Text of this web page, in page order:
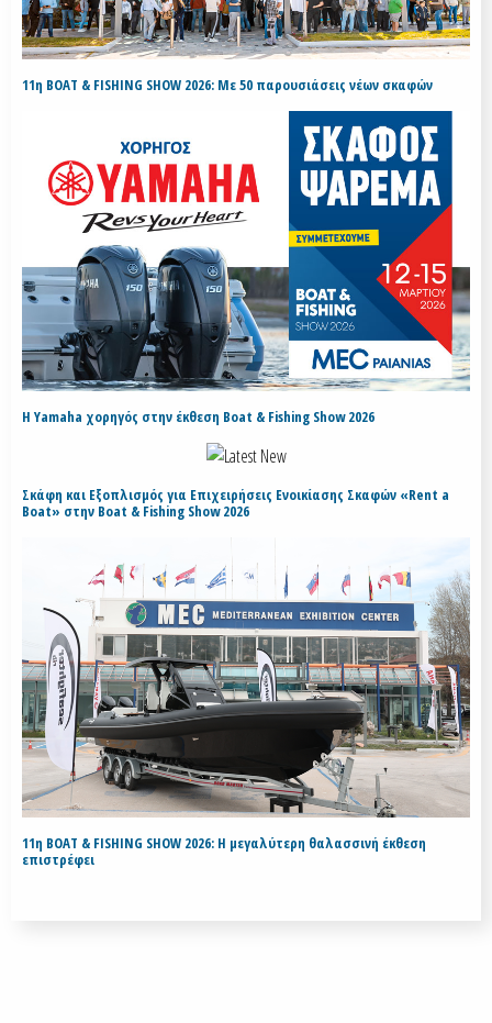
11η BOAT & FISHING SHOW 2026: Με 50 παρουσιάσεις νέων σκαφών
H Yamaha χορηγός στην έκθεση Boat & Fishing Show 2026
Σκάφη και Εξοπλισμός για Επιχειρήσεις Ενοικίασης Σκαφών «Rent a
Boat» στην Boat & Fishing Show 2026
11η BOAT & FISHING SHOW 2026: Η μεγαλύτερη θαλασσινή έκθεση
επιστρέφει